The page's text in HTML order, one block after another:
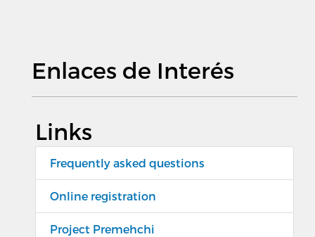
Enlaces de Interés
Links
Frequently asked questions
Online registration
Project Premehchi